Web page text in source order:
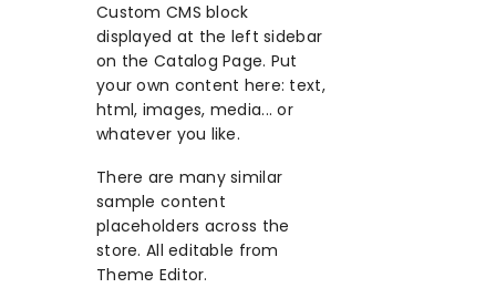
Custom CMS block
displayed at the left sidebar
on the Catalog Page. Put
your own content here: text,
html, images, media... or
whatever you like.
There are many similar
sample content
placeholders across the
store. All editable from
Theme Editor.